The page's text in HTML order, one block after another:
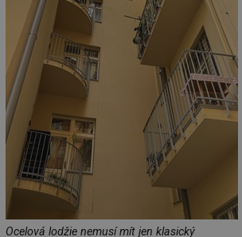
Ocelová lodžie nemusí mít jen klasický